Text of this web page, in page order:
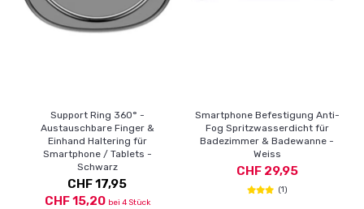
Support Ring 360° -
Austauschbare Finger &
Einhand Haltering für
Smartphone / Tablets -
Schwarz
CHF 17,95
CHF 15,20 bei 4 Stück
Smartphone Befestigung Anti-
Fog Spritzwasserdicht für
Badezimmer & Badewanne -
Weiss
CHF 29,95
(1)